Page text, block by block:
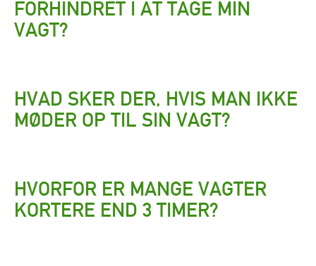
FORHINDRET I AT TAGE MIN
VAGT?
HVAD SKER DER, HVIS MAN IKKE
MØDER OP TIL SIN VAGT?
HVORFOR ER MANGE VAGTER
KORTERE END 3 TIMER?